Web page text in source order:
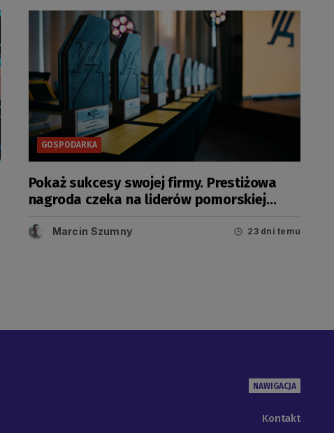
GOSPODARKA
Pokaż sukcesy swojej firmy. Prestiżowa
nagroda czeka na liderów pomorskiej
Marcin Szumny 23 dni temu
NAWIGACJA
Kontakt